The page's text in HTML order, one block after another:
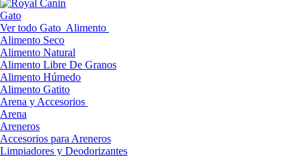
Gato
Ver todo Gato Alimento
Alimento Seco
Alimento Natural
Alimento Libre De Granos
Alimento Húmedo
Alimento Gatito
Arena y Accesorios
Arena
Areneros
Accesorios para Areneros
Limpiadores y Deodorizantes